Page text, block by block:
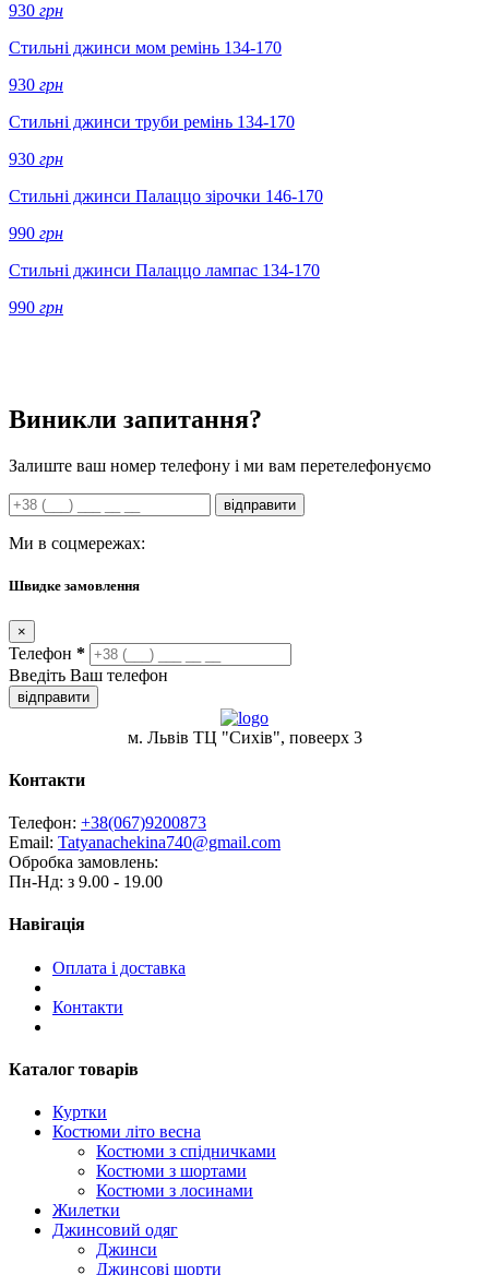
930 грн
Стильні джинси мом ремінь 134-170
930 грн
Стильні джинси труби ремінь 134-170
930 грн
Стильні джинси Палаццо зірочки 146-170
990 грн
Стильні джинси Палаццо лампас 134-170
990 грн
Виникли запитання?
Залиште ваш номер телефону і ми вам перетелефонуємо
відправити
Ми в соцмережах:
Швидке замовлення
×
Телефон *
Введіть Ваш телефон
відправити
м. Львів ТЦ "Сихів", повеерх 3
Контакти
Телефон: +38(067)9200873
Email: Tatyanachekina740@gmail.com
Обробка замовлень:
Пн-Нд: з 9.00 - 19.00
Навігація
Оплата і доставка
Контакти
Каталог товарів
Куртки
Костюми літо весна
Костюми з спідничками
Костюми з шортами
Костюми з лосинами
Жилетки
Джинсовий одяг
Джинси
Джинсові шорти